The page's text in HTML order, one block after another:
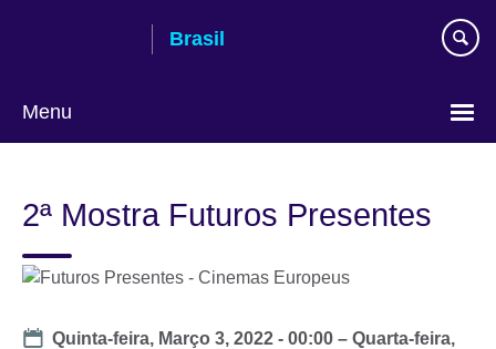
Brasil
Menu
language
2ª Mostra Futuros Presentes
Date
Quinta-feira, Março 3, 2022 - 00:00 –Quarta-feira,